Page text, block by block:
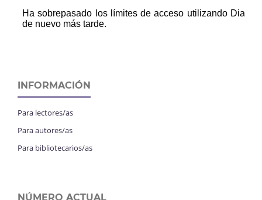
INFORMACIÓN
Para lectores/as
Para autores/as
Para bibliotecarios/as
NÚMERO ACTUAL